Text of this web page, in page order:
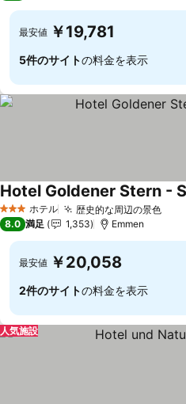
最安値 ￥19,781
5件のサイトの料金を表示
3 ホテルのランク
ホテル 歴史的な周辺の景色料金
Hotel Goldener Stern -
8.0 満足 1,353 Emmen
最安値 ￥20,058
2件のサイトの料金を表示
人気施設